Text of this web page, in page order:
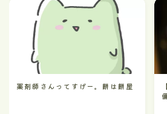
薬剤師さんってすげー。餅は餅屋